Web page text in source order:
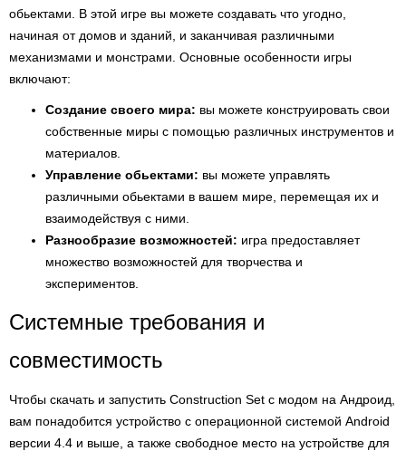
обьектами. В этой игре вы можете создавать что угодно,
начиная от домов и зданий, и заканчивая различными
механизмами и монстрами. Основные особенности игры
включают:
Создание своего мира: вы можете конструировать свои
собственные миры с помощью различных инструментов и
материалов.
Управление обьектами: вы можете управлять
различными обьектами в вашем мире, перемещая их и
взаимодействуя с ними.
Разнообразие возможностей: игра предоставляет
множество возможностей для творчества и
экспериментов.
Системные требования и
совместимость
Чтобы скачать и запустить Construction Set с модом на Андроид,
вам понадобится устройство с операционной системой Android
версии 4.4 и выше, а также свободное место на устройстве для